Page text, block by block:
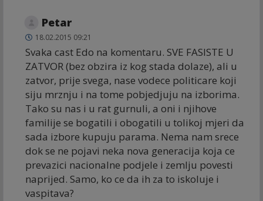
Petar
18.02.2015 09:21
Svaka cast Edo na komentaru. SVE FASISTE U
ZATVOR (bez obzira iz kog stada dolaze), ali u
zatvor, prije svega, nase vodece politicare koji
siju mrznju i na tome pobjedjuju na izborima.
Tako su nas i u rat gurnuli, a oni i njihove
familije se bogatili i obogatili u tolikoj mjeri da
sada izbore kupuju parama. Nema nam srece
dok se ne pojavi neka nova generacija koja ce
prevazici nacionalne podjele i zemlju povesti
naprijed. Samo, ko ce da ih za to iskoluje i
vaspitava?